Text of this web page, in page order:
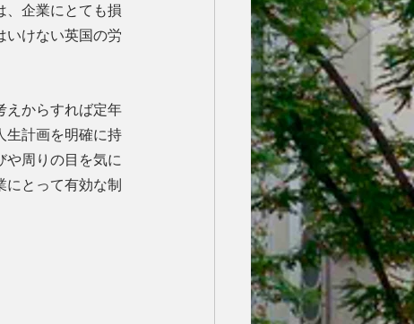
企業にとても損
いけない英国の労
えからすれば定年
生計画を明確に持
や周りの目を気に
にとって有効な制